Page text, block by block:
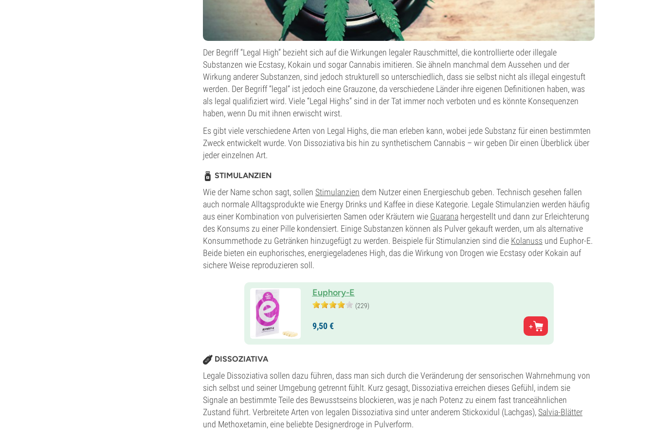
Der Begriff “Legal High” bezieht sich auf die Wirkungen legaler Rauschmittel, die kontrollierte oder illegale
Substanzen wie Ecstasy, Kokain und sogar Cannabis imitieren. Sie ähneln manchmal dem Aussehen und der
Wirkung anderer Substanzen, sind jedoch strukturell so unterschiedlich, dass sie selbst nicht als illegal eingestuft
werden. Der Begriff “legal” ist jedoch eine Grauzone, da verschiedene Länder ihre eigenen Definitionen haben, was
als legal qualifiziert wird. Viele “Legal Highs” sind in der Tat immer noch verboten und es könnte Konsequenzen
haben, wenn Du mit ihnen erwischt wirst.
Es gibt viele verschiedene Arten von Legal Highs, die man erleben kann, wobei jede Substanz für einen bestimmten
Zweck entwickelt wurde. Von Dissoziativa bis hin zu synthetischem Cannabis – wir geben Dir einen Überblick über
jeder einzelnen Art.
STIMULANZIEN
Wie der Name schon sagt, sollen Stimulanzien dem Nutzer einen Energieschub geben. Technisch gesehen fallen
auch normale Alltagsprodukte wie Energy Drinks und Kaffee in diese Kategorie. Legale Stimulanzien werden häufig
aus einer Kombination von pulverisierten Samen oder Kräutern wie Guarana hergestellt und dann zur Erleichterung
des Konsums zu einer Pille kondensiert. Einige Substanzen können als Pulver gekauft werden, um als alternative
Konsummethode zu Getränken hinzugefügt zu werden. Beispiele für Stimulanzien sind die Kolanuss und Euphor-E.
Beide bieten ein euphorisches, energiegeladenes High, das die Wirkung von Drogen wie Ecstasy oder Kokain auf
sichere Weise reproduzieren soll.
Euphory-E
(229)
9,50€
DISSOZIATIVA
Legale Dissoziativa sollen dazu führen, dass man sich durch die Veränderung der sensorischen Wahrnehmung von
sich selbst und seiner Umgebung getrennt fühlt. Kurz gesagt, Dissoziativa erreichen dieses Gefühl, indem sie
Signale an bestimmte Teile des Bewusstseins blockieren, was je nach Potenz zu einem fast tranceähnlichen
Zustand führt. Verbreitete Arten von legalen Dissoziativa sind unter anderem Stickoxidul (Lachgas), Salvia-Blätter
und Methoxetamin, eine beliebte Designerdroge in Pulverform.